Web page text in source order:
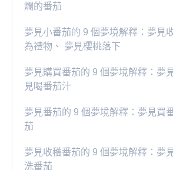
爛的番茄
夢見小番茄的 9 個夢境解釋：夢見
為禮物、 夢見櫻桃落下
夢見購買番茄的 9 個夢境解釋：夢
見喝番茄汁
夢見番茄的 9 個夢境解釋：夢見買
茄
夢見收穫番茄的 9 個夢境解釋：夢
洗番茄